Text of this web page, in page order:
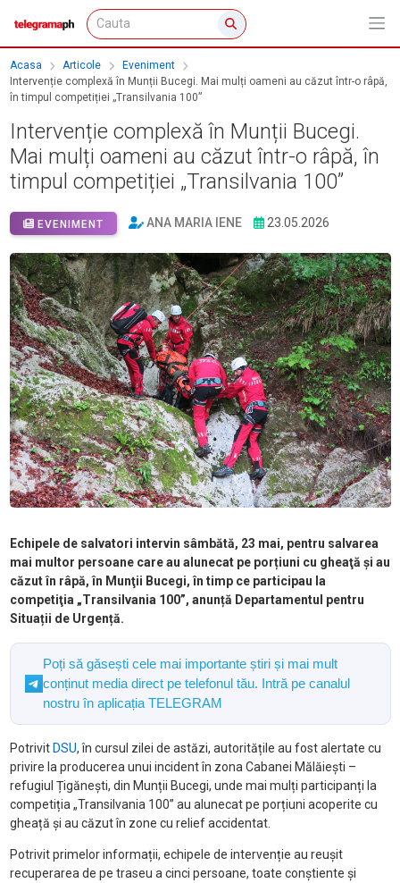
Acasa Articole
Eveniment
Intervenție complexă în Munții Bucegi. Mai mulți oameni au căzut într-o râpă,
în timpul competiției „Transilvania 100”
Intervenție complexă în Munții Bucegi.
Mai mulți oameni au căzut într-o râpă, în
timpul competiției „Transilvania 100”
EVENIMENT ANA MARIA IENE 23.05.2026
Echipele de salvatori intervin sâmbătă, 23 mai, pentru salvarea
mai multor persoane care au alunecat pe porțiuni cu gheaţă şi au
căzut în râpă, în Munţii Bucegi, în timp ce participau la
competiţia „Transilvania 100”, anunță Departamentul pentru
Situații de Urgență.
Poți să găsești cele mai importante știri și mai mult
conținut media direct pe telefonul tău. Intră pe canalul
nostru în aplicația TELEGRAM
Potrivit DSU, în cursul zilei de astăzi, autoritățile au fost alertate cu
privire la producerea unui incident în zona Cabanei Mălăiești –
refugiul Țigănești, din Munții Bucegi, unde mai mulți participanți la
competiția „Transilvania 100” au alunecat pe porțiuni acoperite cu
gheață și au căzut în zone cu relief accidentat.
Potrivit primelor informații, echipele de intervenție au reușit
recuperarea de pe traseu a cinci persoane, toate conștiente și